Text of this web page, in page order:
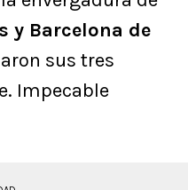
y Barcelona de
sus tres
Impecable